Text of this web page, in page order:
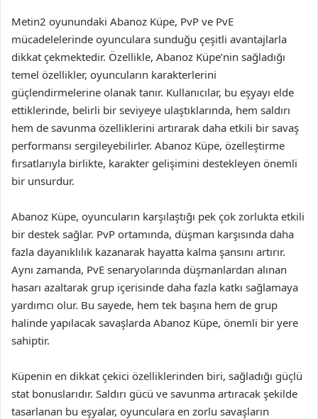
Metin2 oyunundaki Abanoz Küpe, PvP ve PvE
mücadelelerinde oyunculara sunduğu çeşitli avantajlarla
dikkat çekmektedir. Özellikle, Abanoz Küpe’nin sağladığı
temel özellikler, oyuncuların karakterlerini
güçlendirmelerine olanak tanır. Kullanıcılar, bu eşyayı elde
ettiklerinde, belirli bir seviyeye ulaştıklarında, hem saldırı
hem de savunma özelliklerini artırarak daha etkili bir savaş
performansı sergileyebilirler. Abanoz Küpe, özelleştirme
fırsatlarıyla birlikte, karakter gelişimini destekleyen önemli
bir unsurdur.
Abanoz Küpe, oyuncuların karşılaştığı pek çok zorlukta etkili
bir destek sağlar. PvP ortamında, düşman karşısında daha
fazla dayanıklılık kazanarak hayatta kalma şansını artırır.
Aynı zamanda, PvE senaryolarında düşmanlardan alınan
hasarı azaltarak grup içerisinde daha fazla katkı sağlamaya
yardımcı olur. Bu sayede, hem tek başına hem de grup
halinde yapılacak savaşlarda Abanoz Küpe, önemli bir yere
sahiptir.
Küpenin en dikkat çekici özelliklerinden biri, sağladığı güçlü
stat bonuslarıdır. Saldırı gücü ve savunma artıracak şekilde
tasarlanan bu eşyalar, oyunculara en zorlu savaşların